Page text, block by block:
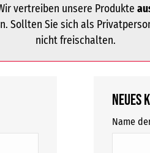
vertreiben unsere Produkte
Sie sich als
nicht freischalten.
Neues
Name